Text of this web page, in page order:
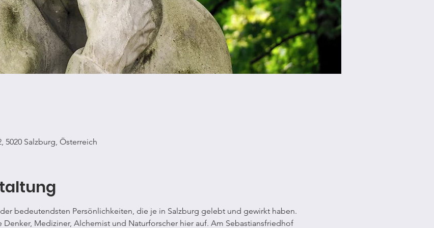
5020 Salzburg, Österreich
bedeutendsten Persönlichkeiten, die je in Salzburg gelebt und gewirkt haben.
Mediziner, Alchemist und Naturforscher hier auf. Am Sebastiansfriedhof